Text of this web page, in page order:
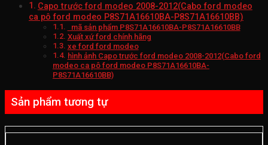
Capo trước ford modeo 2008-2012(Cabo ford modeo
ca pô ford modeo P8S71A16610BA-P8S71A16610BB)
mã sản phẩm P8S71A16610BA-P8S71A16610BB
Xuất xứ ford chính hãng
xe ford ford modeo
hình ảnh Capo trước ford modeo 2008-2012(Cabo ford
modeo ca pô ford modeo P8S71A16610BA-
P8S71A16610BB)
Sản phẩm tương tự